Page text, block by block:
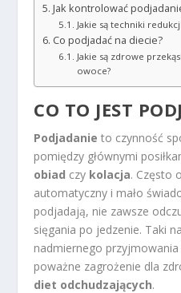
Jak kontrolować
Jakie są techniki
Co podjadać na diecie?
Jakie są zdrowe
owoce?
CO TO JEST
Podjadanie to czynność
pomiędzy głównymi
obiad czy kolacja. Często
automatyczny i mało
podjadają, nie zawsze
sięgania po jedzenie. Taki
nadmiernego
poważne zagrożenie dla
diet odchudzających.